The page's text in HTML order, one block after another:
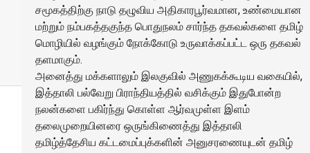
சமூகத்திற்கு நாடு தழுவிய அதிகாரபூர்வமான, உண்மையான
மற்றும் நம்பகத்தகுந்த பொதுநலம் சார்ந்த தகவல்களை தமிழ்
மொழியில் வழங்கும் நோக்கோடு உருவாக்கப்பட்ட ஒரு தகவல்
தளமாகும்.
அனைத்து மக்களாலும் இலகுவில் அணுகக்கூடிய வகையில்,
இத்தாலி பல்வேறு பிராந்தியத்தில் வசிக்கும் இதுபோன்ற
நலன்களை பகிர்ந்து கொள்ள ஆர்வமுள்ள இளம்
தலைமுறையினரை ஒருங்கிணைத்து இத்தாலி
தமிழ்த்தேசிய கட்டமைப்புக்களின் அனுசரணையுடன் தமிழ்